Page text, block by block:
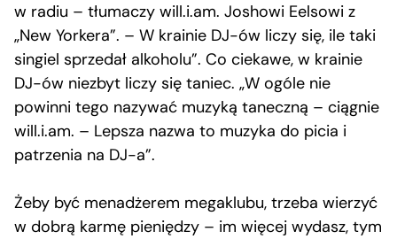
w radiu – tłumaczy will.i.am. Joshowi Eelsowi z
„New Yorkera”. – W krainie DJ-ów liczy się, ile taki
singiel sprzedał alkoholu”. Co ciekawe, w krainie
DJ-ów niezbyt liczy się taniec. „W ogóle nie
powinni tego nazywać muzyką taneczną – ciągnie
will.i.am. – Lepsza nazwa to muzyka do picia i
patrzenia na DJ-a”.
Żeby być menadżerem megaklubu, trzeba wierzyć
w dobrą karmę pieniędzy – im więcej wydasz, tym